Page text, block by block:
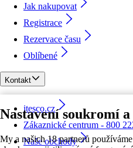
Nastavení soukromí a
My a našich 18 partnerů
Jak nakupovat
Registrace
Rezervace času
Oblíbené
Kontakt
itesco.cz
Zákaznické centrum - 800
Naše obchody